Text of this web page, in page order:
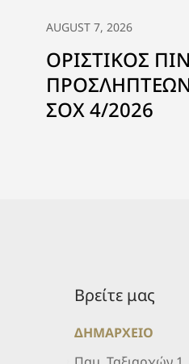
AUGUST 7, 2026
ΟΡΙΣΤΙΚΟΣ
ΣΟΧ 4/2026
Βρείτε μας
ΔΗΜΑΡΧΕΙΟ